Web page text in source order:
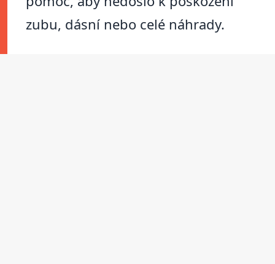
zubu, dásní nebo celé náhrady.